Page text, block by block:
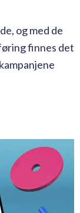
og med de
finnes det